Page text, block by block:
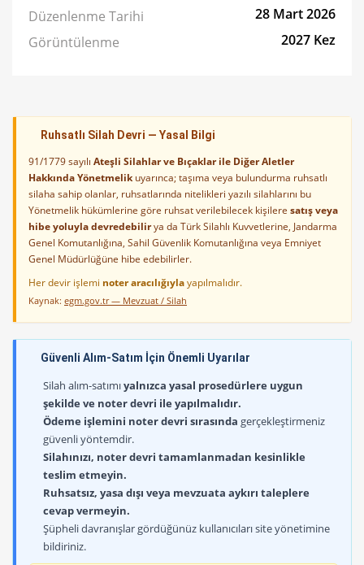
Düzenlenme Tarihi
28 Mart 2026
Görüntülenme
2027 Kez
Ruhsatlı Silah Devri — Yasal Bilgi
91/1779 sayılı Ateşli Silahlar ve Bıçaklar ile Diğer Aletler
Hakkında Yönetmelikuyarınca; taşıma veya bulundurma ruhsatlı
silaha sahip olanlar, ruhsatlarında nitelikleri yazılı silahlarını bu
Yönetmelik hükümlerine göre ruhsat verilebilecek kişilere satış veya
hibe yoluyla devredebilirya da Türk Silahlı Kuvvetlerine, Jandarma
Genel Komutanlığına, Sahil Güvenlik Komutanlığına veya Emniyet
Genel Müdürlüğüne hibe edebilirler.
Her devir işlemi noter aracılığıylayapılmalıdır.
Kaynak: egm.gov.tr — Mevzuat / Silah
Güvenli Alım-Satım İçin Önemli Uyarılar
Silah alım-satımıyalnızca yasal prosedürlere uygun
şekilde ve noter devri ile yapılmalıdır.
Ödeme işlemini noter devri sırasında gerçekleştirmeniz
güvenli yöntemdir.
Silahınızı, noter devri tamamlanmadan kesinlikle
teslim etmeyin.
Ruhsatsız, yasa dışı veya mevzuata aykırı taleplere
cevap vermeyin.
Şüpheli davranışlar gördüğünüz kullanıcıları site yönetimine
bildiriniz.